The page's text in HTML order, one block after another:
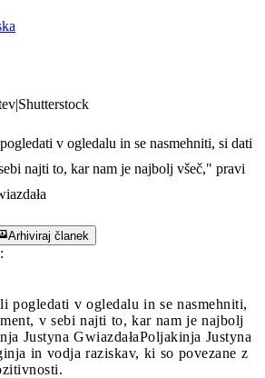
v ogledalu in se nasmehniti, si dati
najti to, kar nam je najbolj všeč," pravi
Arhiviraj članek
:
pogledati v ogledalu in se nasmehniti,
v sebi najti to, kar nam je najbolj
Justyna GwiazdałaPoljakinja Justyna
in vodja raziskav, ki so povezane z